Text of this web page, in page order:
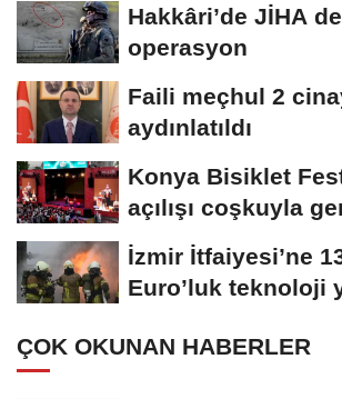
Hakkâri’de JİHA
operasyon
Faili meçhul 2
aydınlatıldı
Konya Bisiklet
açılışı coşkuyla
İzmir İtfaiyesi’ne
Euro’luk teknoloji
ÇOK OKUNAN HABERLER